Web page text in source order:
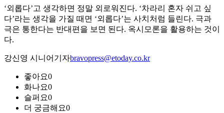
‘외롭다’고 생각하면 정말 외로워진다. ‘차라리 혼자 쉬고 싶
다’라는 생각을 가질 때면 ‘외롭다’는 사치처럼 들린다. 극과
극은 통한다는 반대편을 보면 된다. 옥시모론을 활용하는 것이
다.
강신영 시니어기자bravopress@etoday.co.kr
좋아요0
화나요0
슬퍼요0
더 궁금해요0